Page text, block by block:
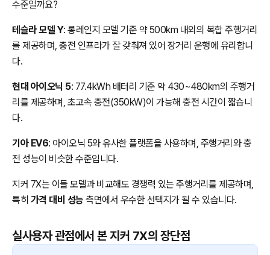
수준일까요?
테슬라 모델 Y: 롱레인지 모델 기준 약 500km 내외의 복합 주행거리
를 제공하며, 충전 인프라가 잘 갖춰져 있어 장거리 운행에 유리합니
다.
현대 아이오닉 5: 77.4kWh 배터리 기준 약 430~480km의 주행거
리를 제공하며, 초고속 충전(350kW)이 가능해 충전 시간이 짧습니
다.
기아 EV6: 아이오닉 5와 유사한 플랫폼을 사용하며, 주행거리와 충
전 성능이 비슷한 수준입니다.
지커 7X는 이들 모델과 비교해도 경쟁력 있는 주행거리를 제공하며,
특히 가격 대비 성능 측면에서 우수한 선택지가 될 수 있습니다.
실사용자 관점에서 본 지커 7X의 장단점